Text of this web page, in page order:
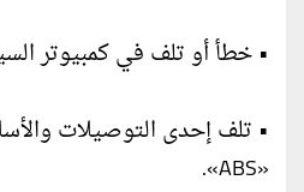
• خطأ أو تلف في كمبيوتر
• تلف إحدى التوصيلات
«ABS».